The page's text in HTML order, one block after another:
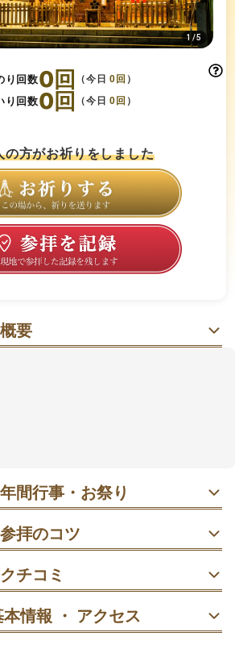
1/5
り回数0回 （今日0 回 ）
り回数0回 （今日0 回 ）
の方がお祈りをしました
要
水→拝殿→末社の順で回ると流れ
間行事・お祭り
｜9:00〜16:00、境内に手作り雑貨や
れで賑わいます。混雑前の9〜10時
も。雨天中止。2025年4月は拝殿修
り。
7:00〜15:00、開始直後は品揃え豊富
時は混み合う傾向。雨天時は出店減で
拝のコツ
の手水舎で清め→拝殿で二礼二拍手
れを守ると気持ちが整います。
社群の順にめぐると回りやすいで
チコミ
情報 ・ アクセス